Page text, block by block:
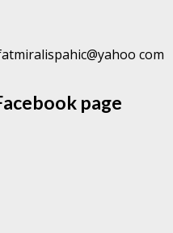
com
page